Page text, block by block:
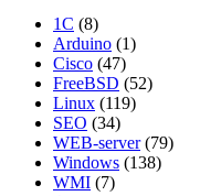
1С (8)
Arduino (1)
Cisco (47)
FreeBSD (52)
Linux (119)
SEO (34)
WEB-server(79)
Windows (138)
WMI (7)